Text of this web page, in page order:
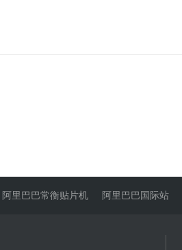
阿里巴巴常衡贴片机 阿里巴巴国际站